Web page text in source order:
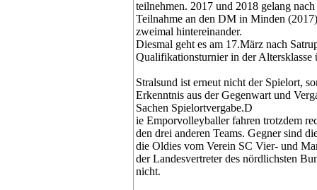
teilnehmen. 2017 und 2018 gelang
Teilnahme an den DM in Minden
zweimal hintereinander.
Diesmal geht es am 17.März nach
Qualifikationsturnier in der Altersklasse
Stralsund ist erneut nicht der Spielort,
Erkenntnis aus der Gegenwart und
Sachen Spielortvergabe.D
ie Emporvolleyballer fahren trotzdem
den drei anderen Teams. Gegner sind
die Oldies vom Verein SC Vier- und
der Landesvertreter des nördlichsten
nicht.